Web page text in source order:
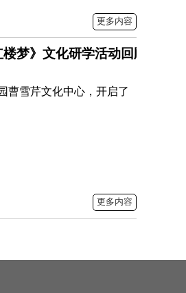
更多内容
梦》文化研学活动回顾
曹雪芹文化中心，开启了
更多内容